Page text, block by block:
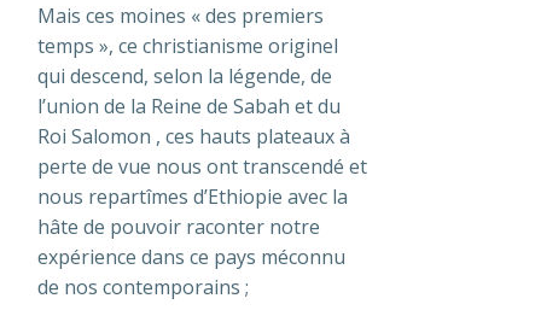
Mais ces moines « des premiers
temps », ce christianisme originel
qui descend, selon la légende, de
l’union de la Reine de Sabah et du
Roi Salomon , ces hauts plateaux à
perte de vue nous ont transcendé et
nous repartîmes d’Ethiopie avec la
hâte de pouvoir raconter notre
expérience dans ce pays méconnu
de nos contemporains ;